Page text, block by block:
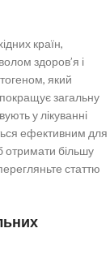
країн,
здоров’я і
який
загальну
у лікуванні
ефективним для
отримати більшу
статтю